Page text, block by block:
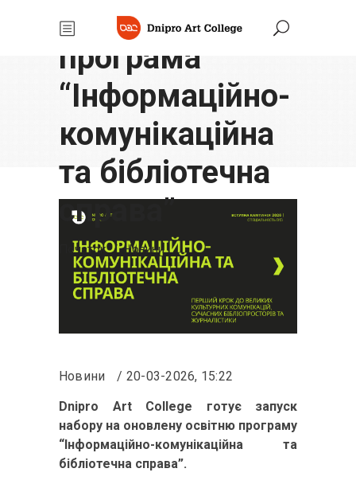
освітня
програма
“Інформаційно-
комунікаційна
та бібліотечна
справа”
Початок/Новини
Новини
20-03-2026, 15:22
Dnipro Art College готує запуск
набору на оновлену освітню програму
“Інформаційно-комунікаційна та
бібліотечна справа”.